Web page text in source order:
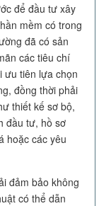
để đầu tư xây
mềm có trong
đã có sản
các tiêu chí
ưu tiên lựa chọn
đồng thời phải
thiết kế sơ bộ,
đầu tư, hồ sơ
hoặc các yêu
đảm bảo không
có thể dẫn